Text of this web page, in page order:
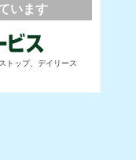
います
トップ、デイリース